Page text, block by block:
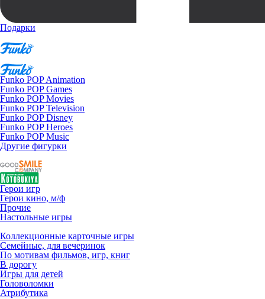
Подарки
Funko POP Animation
Funko POP Games
Funko POP Movies
Funko POP Television
Funko POP Disney
Funko POP Heroes
Funko POP Music
Другие фигурки
Герои игр
Герои кино, м/ф
Прочие
Настольные игры
Коллекционные карточные игры
Семейные, для вечеринок
По мотивам фильмов, игр, книг
В дорогу
Игры для детей
Головоломки
Атрибутика